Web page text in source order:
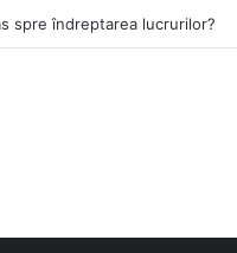
duelului cu CS Afumați